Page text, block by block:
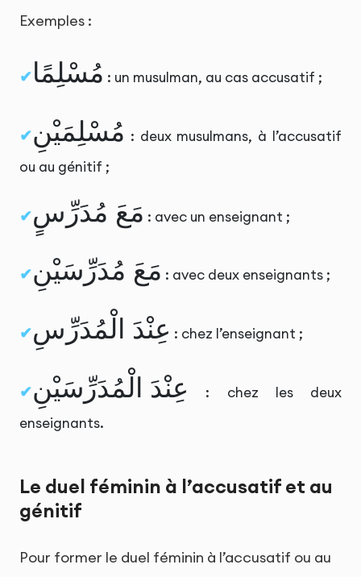
Exemples :
مُسْلِمًا : un musulman, au cas accusatif ;
مُسْلِمَيْنِ : deux musulmans, à l’accusatif
ou au génitif ;
مَعَ مُدَرِّسٍ : avec un enseignant ;
مَعَ مُدَرِّسَيْنِ : avec deux enseignants ;
عِنْدَ الْمُدَرِّسِ : chez l’enseignant ;
عِنْدَ الْمُدَرِّسَيْنِ
: chez les deux
enseignants.
Le duel féminin à l’accusatif et au
génitif
Pour former le duel féminin à l’accusatif ou au